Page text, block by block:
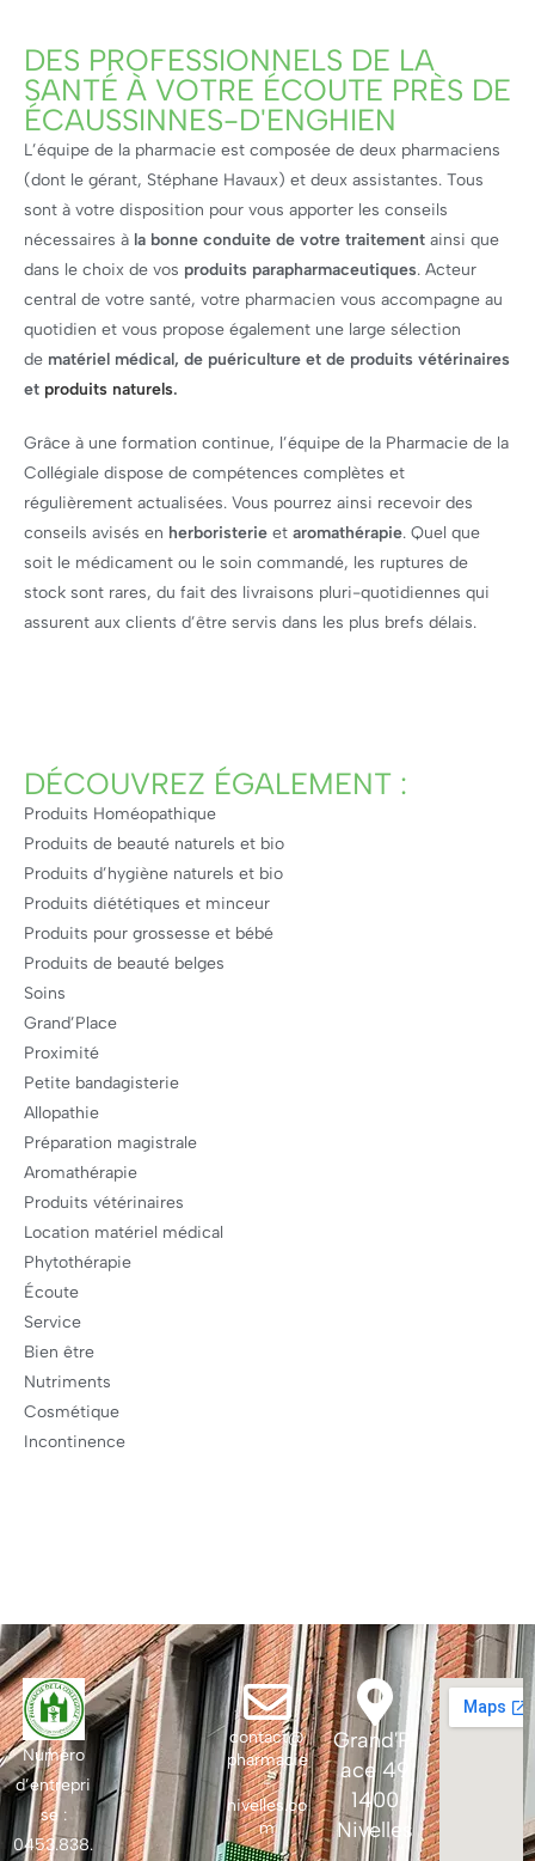
DES PROFESSIONNELS DE LA
SANTÉ À VOTRE ÉCOUTE PRÈS DE
ÉCAUSSINNES-D'ENGHIEN
L’équipe de la pharmacie est composée de deux pharmaciens
(dont le gérant, Stéphane Havaux) et deux assistantes. Tous
sont à votre disposition pour vous apporter les conseils
nécessaires à la bonne conduite de votre traitement ainsi que
dans le choix de vos produits parapharmaceutiques. Acteur
central de votre santé, votre pharmacien vous accompagne au
quotidien et vous propose également une large sélection
de matériel médical, de puériculture et de produits vétérinaires
et produits naturels.
Grâce à une formation continue, l’équipe de la Pharmacie de la
Collégiale dispose de compétences complètes et
régulièrement actualisées. Vous pourrez ainsi recevoir des
conseils avisés en herboristerie et aromathérapie. Quel que
soit le médicament ou le soin commandé, les ruptures de
stock sont rares, du fait des livraisons pluri-quotidiennes qui
assurent aux clients d’être servis dans les plus brefs délais.
DÉCOUVREZ ÉGALEMENT :
Produits Homéopathique
Produits de beauté naturels et bio
Produits d’hygiène naturels et bio
Produits diététiques et minceur
Produits pour grossesse et bébé
Produits de beauté belges
Soins
Grand’Place
Proximité
Petite bandagisterie
Allopathie
Préparation magistrale
Aromathérapie
Produits vétérinaires
Location matériel médical
Phytothérapie
Écoute
Service
Bien être
Nutriments
Cosmétique
Incontinence
Numéro
d’entrepri
se :
0453.838.
contact@
pharmacie
-
nivelles.co
m
Grand'Pl
ace 49
1400
Nivelles